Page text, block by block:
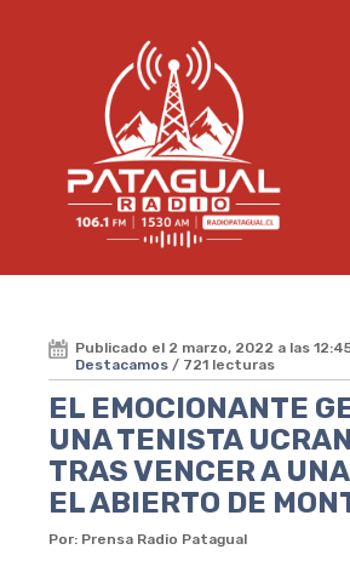
Publicado el 2 marzo, 2022 a las
Destacamos / 721 lecturas
EL EMOCIONANTE
UNA TENISTA
TRAS VENCER A
EL ABIERTO DE
Por: Prensa Radio Patagual